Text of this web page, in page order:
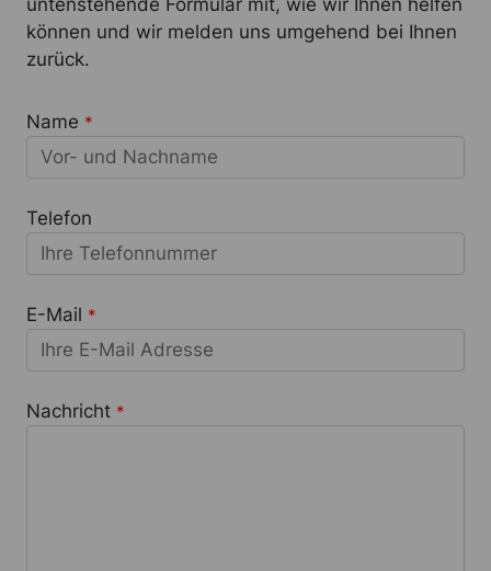
untenstehende Formular mit, wie wir Ihnen helfen
können und wir melden uns umgehend bei Ihnen
zurück.
Name *
Telefon
E-Mail *
Nachricht *